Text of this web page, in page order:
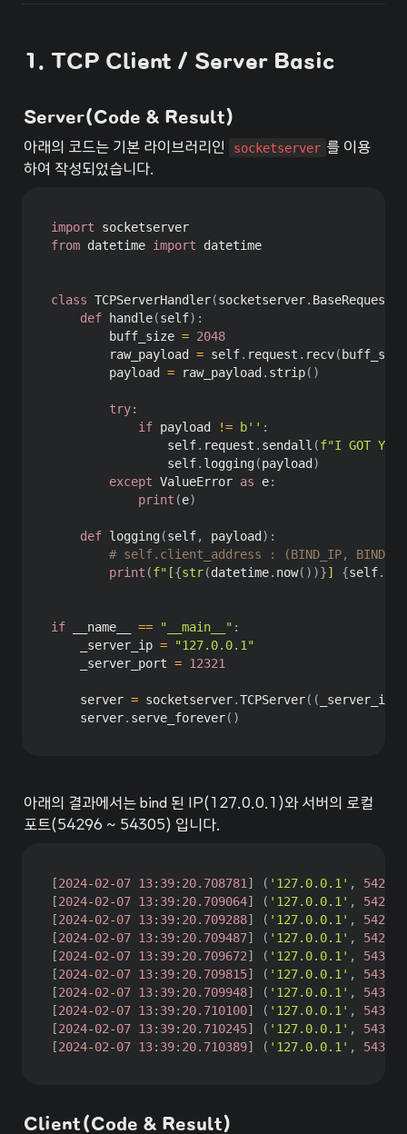
1. TCP Client / Server Basic
Server(Code & Result)
아래의 코드는 기본 라이브러리인 socketserver 를 이용
하여 작성되었습니다.
import
from datetime import datetime
class TCPServerHandler(socketserver.
def
handle(self) :
        buff_size
= 2048
        raw_payload
= self. request . recv( buff_size
        payload
= raw_payload . strip( )
try:
if payload != b'' :
                self
. request . sendall (f"I GOT
                self
. logging(payload )
except ValueError as e:
print (e)
def logging(self, payload ) :
# self.client_address : (BIND_IP,
print (f"[{str(datetime. now( ) )}] {self.
if __name__ == "__main__" :
    _server_ip
=
"127.0.0.1"
    _server_port
= 12321
    server
= socketserver.TCPServer( ( _server_ip
    server
. serve_forever( )
아래의 결과에서는 bind 된 IP(127.0.0.1)와 서버의 로컬
포트(54296 ~ 54305) 입니다.
[2024-02-07 13: 39: 20.708781] ( '127.0.0.1' , 54296
[2024-02-07 13: 39: 20.709064] ( '127.0.0.1' , 54297
[2024-02-07 13: 39: 20.709288] ( '127.0.0.1' , 54298
[2024-02-07 13: 39: 20.709487] ( '127.0.0.1' , 54299
[2024-02-07 13: 39: 20.709672] ( '127.0.0.1' , 54300
[2024-02-07 13: 39: 20.709815] ( '127.0.0.1' , 54301
[2024-02-07 13: 39: 20.709948] ( '127.0.0.1' , 54302
[2024-02-07 13: 39: 20.710100] ( '127.0.0.1' , 54303
[2024-02-07 13: 39: 20.710245] ( '127.0.0.1' , 54304
[2024-02-07 13: 39: 20.710389] ( '127.0.0.1' , 54305
Client(Code & Result)